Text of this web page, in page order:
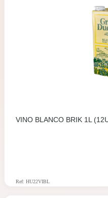
VINO BLANCO BRIK 1L
Ref: HU22VIBL